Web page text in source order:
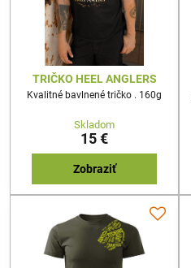
TRIČKO HEEL ANGLERS
Kvalitné bavlnené tričko . 160g
Skladom
15 €
Zobraziť